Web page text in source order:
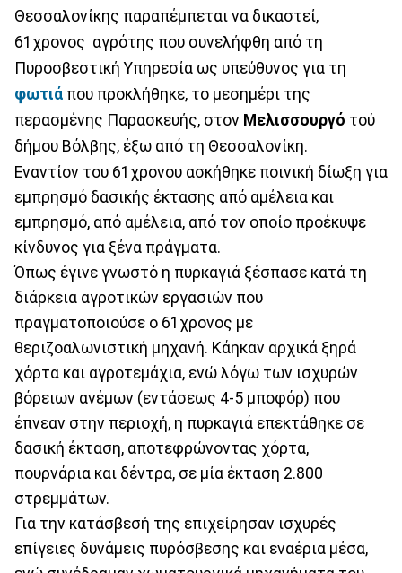
Θεσσαλονίκης παραπέμπεται να δικαστεί,
61χρονος αγρότης που συνελήφθη από τη
Πυροσβεστική Υπηρεσία ως υπεύθυνος για τη
φωτιά που προκλήθηκε, το μεσημέρι της
περασμένης Παρασκευής, στον Μελισσουργό τού
δήμου Βόλβης, έξω από τη Θεσσαλονίκη.
Εναντίον του 61χρονου ασκήθηκε ποινική δίωξη για
εμπρησμό δασικής έκτασης από αμέλεια και
εμπρησμό, από αμέλεια, από τον οποίο προέκυψε
κίνδυνος για ξένα πράγματα.
Όπως έγινε γνωστό η πυρκαγιά ξέσπασε κατά τη
διάρκεια αγροτικών εργασιών που
πραγματοποιούσε ο 61χρονος με
θεριζοαλωνιστική μηχανή. Κάηκαν αρχικά ξηρά
χόρτα και αγροτεμάχια, ενώ λόγω των ισχυρών
βόρειων ανέμων (εντάσεως 4-5 μποφόρ) που
έπνεαν στην περιοχή, η πυρκαγιά επεκτάθηκε σε
δασική έκταση, αποτεφρώνοντας χόρτα,
πουρνάρια και δέντρα, σε μία έκταση 2.800
στρεμμάτων.
Για την κατάσβεσή της επιχείρησαν ισχυρές
επίγειες δυνάμεις πυρόσβεσης και εναέρια μέσα,